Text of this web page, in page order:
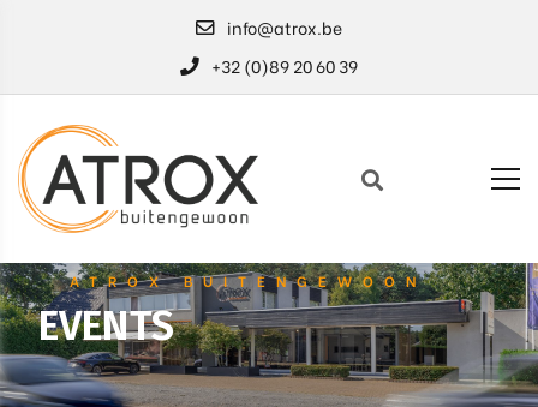
info@atrox.be
+32 (0)89 20 60 39
ATROX BUITENGEWOON
EVENTS